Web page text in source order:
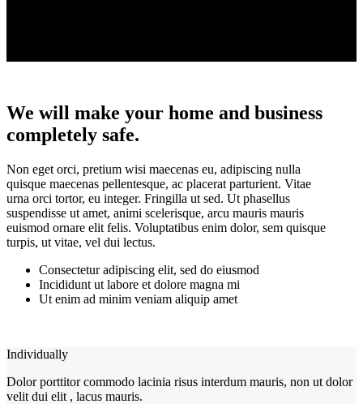
We will make your home and business
completely safe.
Non eget orci, pretium wisi maecenas eu, adipiscing nulla
quisque maecenas pellentesque, ac placerat parturient. Vitae
urna orci tortor, eu integer. Fringilla ut sed. Ut phasellus
suspendisse ut amet, animi scelerisque, arcu mauris mauris
euismod ornare elit felis. Voluptatibus enim dolor, sem quisque
turpis, ut vitae, vel dui lectus.
Consectetur adipiscing elit, sed do eiusmod
Incididunt ut labore et dolore magna mi
Ut enim ad minim veniam aliquip amet
Individually
Dolor porttitor commodo lacinia risus interdum mauris, non ut dolor
velit dui elit , lacus mauris.